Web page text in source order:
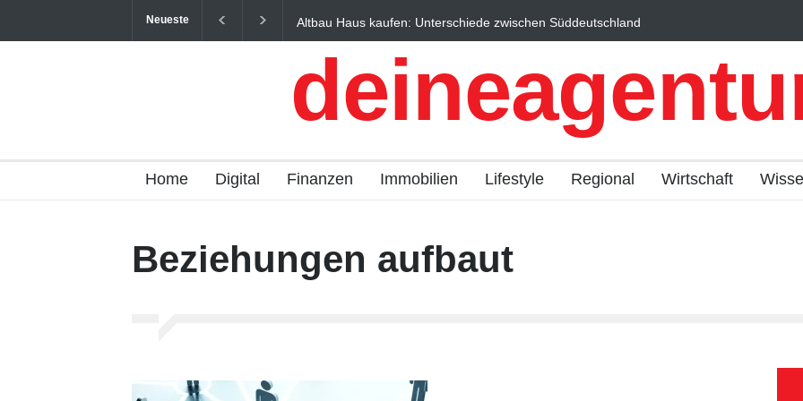
Neueste
Altbau Haus kaufen: Unterschiede zwischen Süddeutschland
und Österreich einfach erklärt
Wintersportorte als
Qualitätstourismus
Home Digital Finanzen Immobilien Lifestyle Regional Wirtschaft
Beziehungen aufbaut